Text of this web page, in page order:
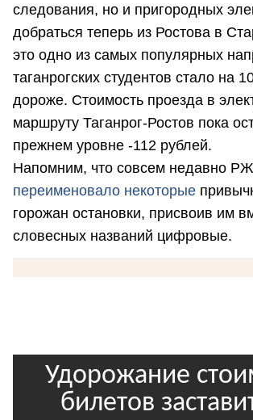
следования, но и пригородных
добраться теперь из Ростова в
это одно из самых популярных
таганрогских студентов стало на
дороже. Стоимость проезда в
маршруту Таганрог-Ростов пока
прежнем уровне -112 рублей.
Напомним, что совсем недавно
переименовало некоторые
горожан остановки, присвоив им
словесных названий цифровые.